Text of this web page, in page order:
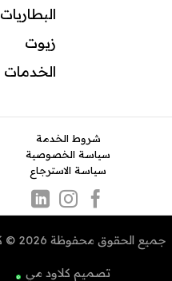
البطاريات
زيوت
الخدمات
شروط الخدمة
سياسة الخصوصية
سياسة الاسترجاع
جميع الحقوق محفوظة 2026 © كراجي
تصميم كلاود مي